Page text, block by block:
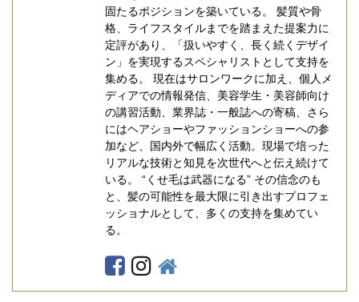
固たるポジションを築いている。 髪質や骨
格、ライフスタイルまでを踏まえた提案力に
定評があり、「扱いやすく、長く続くデザイ
ン」を実現するスペシャリストとして支持を
集める。 現在はサロンワークに加え、個人メ
ディアでの情報発信、美容学生・美容師向け
の講習活動、業界誌・一般誌への寄稿、さら
にはヘアショーやファッションショーへの参
加など、国内外で幅広く活動。現場で培った
リアルな技術と知見を次世代へと伝え続けて
いる。 “くせ毛は武器になる” その信念のも
と、髪の可能性を最大限に引き出すプロフェ
ッショナルとして、多くの支持を集めてい
る。